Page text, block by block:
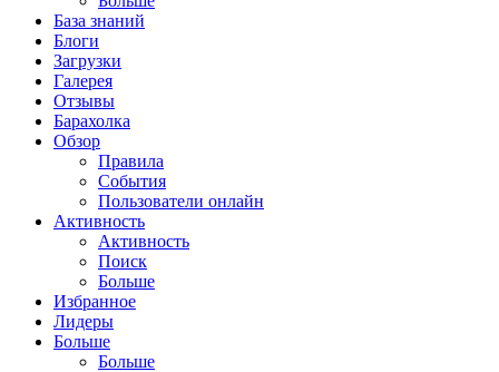
База знаний
Блоги
Загрузки
Галерея
Отзывы
Барахолка
Обзор
Правила
События
Пользователи онлайн
Активность
Активность
Поиск
Больше
Избранное
Лидеры
Больше
Больше